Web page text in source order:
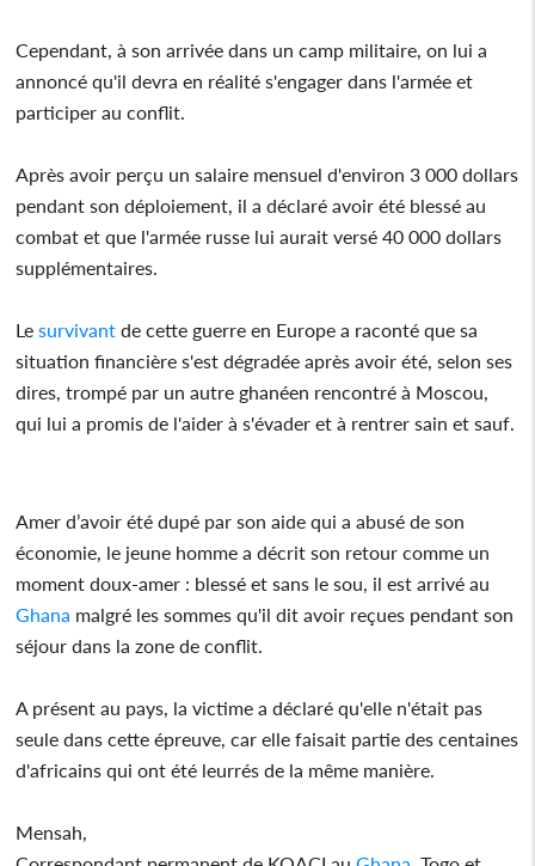
Cependant, à son arrivée dans un camp militaire, on lui a
annoncé qu'il devra en réalité s'engager dans l'armée et
participer au conflit.
Après avoir perçu un salaire mensuel d'environ 3 000 dollars
pendant son déploiement, il a déclaré avoir été blessé au
combat et que l'armée russe lui aurait versé 40 000 dollars
supplémentaires.
Le survivant de cette guerre en Europe a raconté que sa
situation financière s'est dégradée après avoir été, selon ses
dires, trompé par un autre ghanéen rencontré à Moscou,
qui lui a promis de l'aider à s'évader et à rentrer sain et sauf.
Amer d’avoir été dupé par son aide qui a abusé de son
économie, le jeune homme a décrit son retour comme un
moment doux-amer : blessé et sans le sou, il est arrivé au
Ghana malgré les sommes qu'il dit avoir reçues pendant son
séjour dans la zone de conflit.
A présent au pays, la victime a déclaré qu'elle n'était pas
seule dans cette épreuve, car elle faisait partie des centaines
d'africains qui ont été leurrés de la même manière.
Mensah,